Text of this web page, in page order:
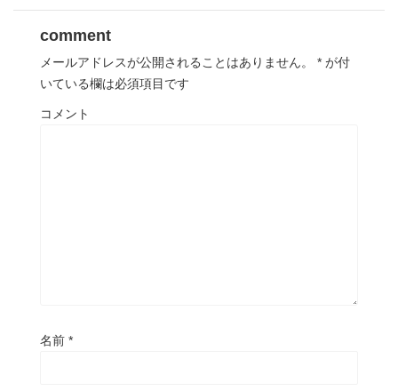
comment
メールアドレスが公開されることはありません。 * が付
いている欄は必須項目です
コメント
名前 *